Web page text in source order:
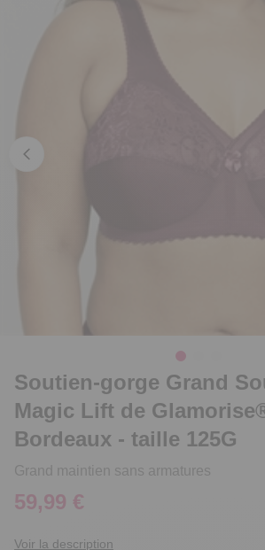
Soutien-gorge Grand
Magic Lift de
Bordeaux - taille 125G
Grand maintien sans armatures
59,99 €
Voir la description